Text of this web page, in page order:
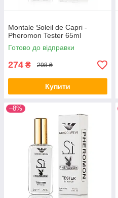
Montale Soleil de Capri -
Pheromon Tester 65ml
Готово до відправки
274 ₴ 298 ₴
Купити
–8%